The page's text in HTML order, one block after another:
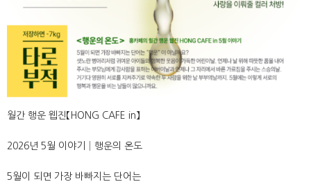
월간 행운 웹진【HONG CAFE in】
2026년 5월 이야기│행운의 온도
5월이 되면 가장 바빠지는 단어는